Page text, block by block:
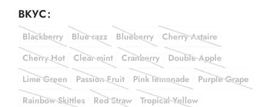
ВКУС
Blackberry Blue razz Blueberry
Cherry Astaire
Cherry Hot
Clear mint Cranberry
Double Apple
Lime Green
Passion Fruit Pink lemonade
Purple Grape
Rainbow Skittles
Red Straw
Tropical Yellow